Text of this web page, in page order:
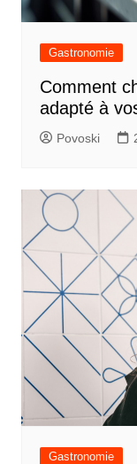
Gastronomie
Comment
adapté à
Povoski
Gastronomie